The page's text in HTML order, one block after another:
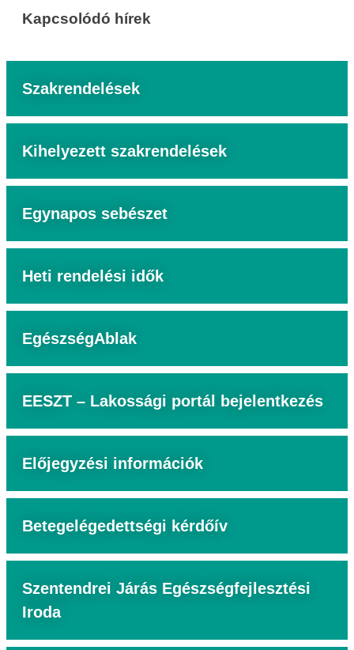
Kapcsolódó hírek
Szakrendelések
Kihelyezett szakrendelések
Egynapos sebészet
Heti rendelési idők
EgészségAblak
EESZT – Lakossági portál bejelentkezés
Előjegyzési információk
Betegelégedettségi kérdőív
Szentendrei Járás Egészségfejlesztési
Iroda